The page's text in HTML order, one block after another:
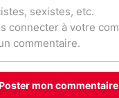
Poster mon commentaire